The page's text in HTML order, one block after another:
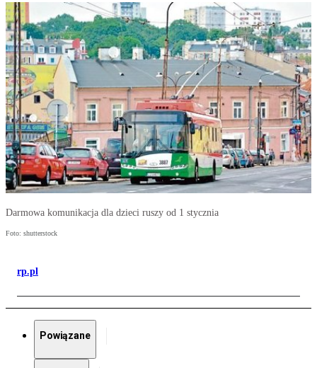
Darmowa komunikacja dla dzieci ruszy od 1 stycznia
Foto: shutterstock
rp.pl
Powiązane